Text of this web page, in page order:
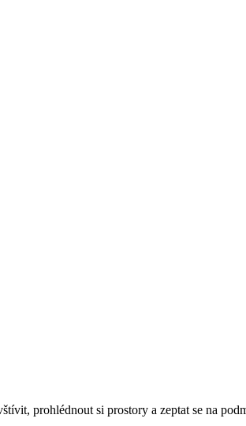
prohlédnout si prostory a zeptat se na